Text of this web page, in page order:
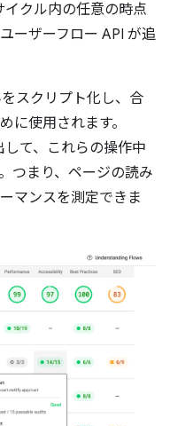
クル内の任意の時点
ーザーフロー API が追
スクリプト化し、合
に使用されます。
て、これらの操作中
つまり、ページの読み
マンスを測定できま